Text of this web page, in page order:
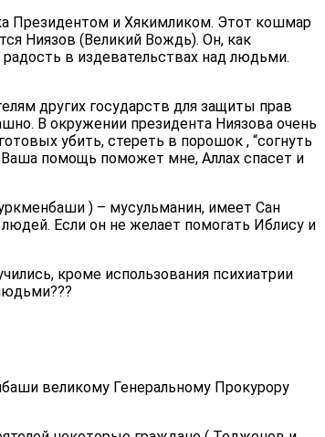
Президентом и Хякимликом. Этот кошмар
Ниязов (Великий Вождь). Он, как
в издевательствах над людьми.
других государств для защиты прав
В окружении президента Ниязова очень
убить, стереть в порошок , “согнуть
Ваша помощь поможет мне, Аллах спасет и
) – мусульманин, имеет Сан
Если он не желает помогать Иблису и
кроме использования психиатрии
великому Генеральному Прокурору